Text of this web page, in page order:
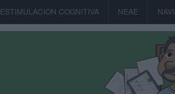
ESTIMULACION COGNITIVA NEAE